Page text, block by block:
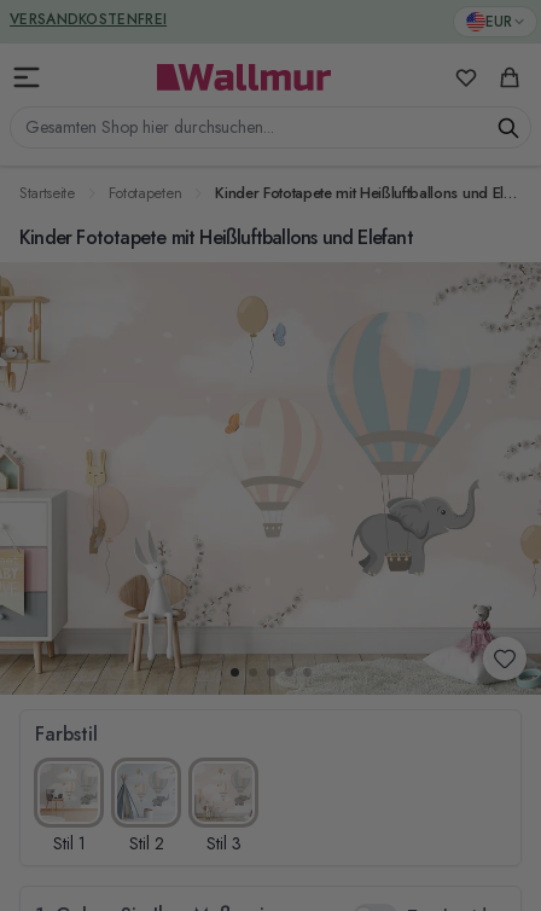
Zum Inhalt springen EUR
Gesamten Shop hier durchsuchen...
Meine
VERSANDKOSTENFREI
GREENGUARD ZERTIFIZIERT
Startseite Fototapeten Kinder Fototapete mit Heißluftballons und Elefant
Kinder Fototapete mit Heißluftballons und Elefant
Farbstil
Stil 1 Stil 2 Stil 3